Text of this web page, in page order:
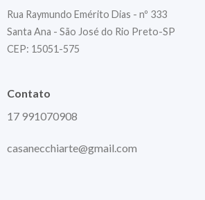
Rua Raymundo Emérito Dias - nº 333
Santa Ana - São José do Rio Preto-SP
CEP: 15051-575
Contato
17 991070908
casanecchiarte@gmail.com